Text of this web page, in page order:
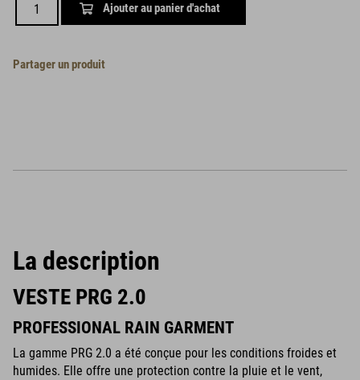
Ajouter au panier d'achat
Partager un produit
La description
VESTE PRG 2.0
PROFESSIONAL RAIN GARMENT
La gamme PRG 2.0 a été conçue pour les conditions froides et
humides. Elle offre une protection contre la pluie et le vent,